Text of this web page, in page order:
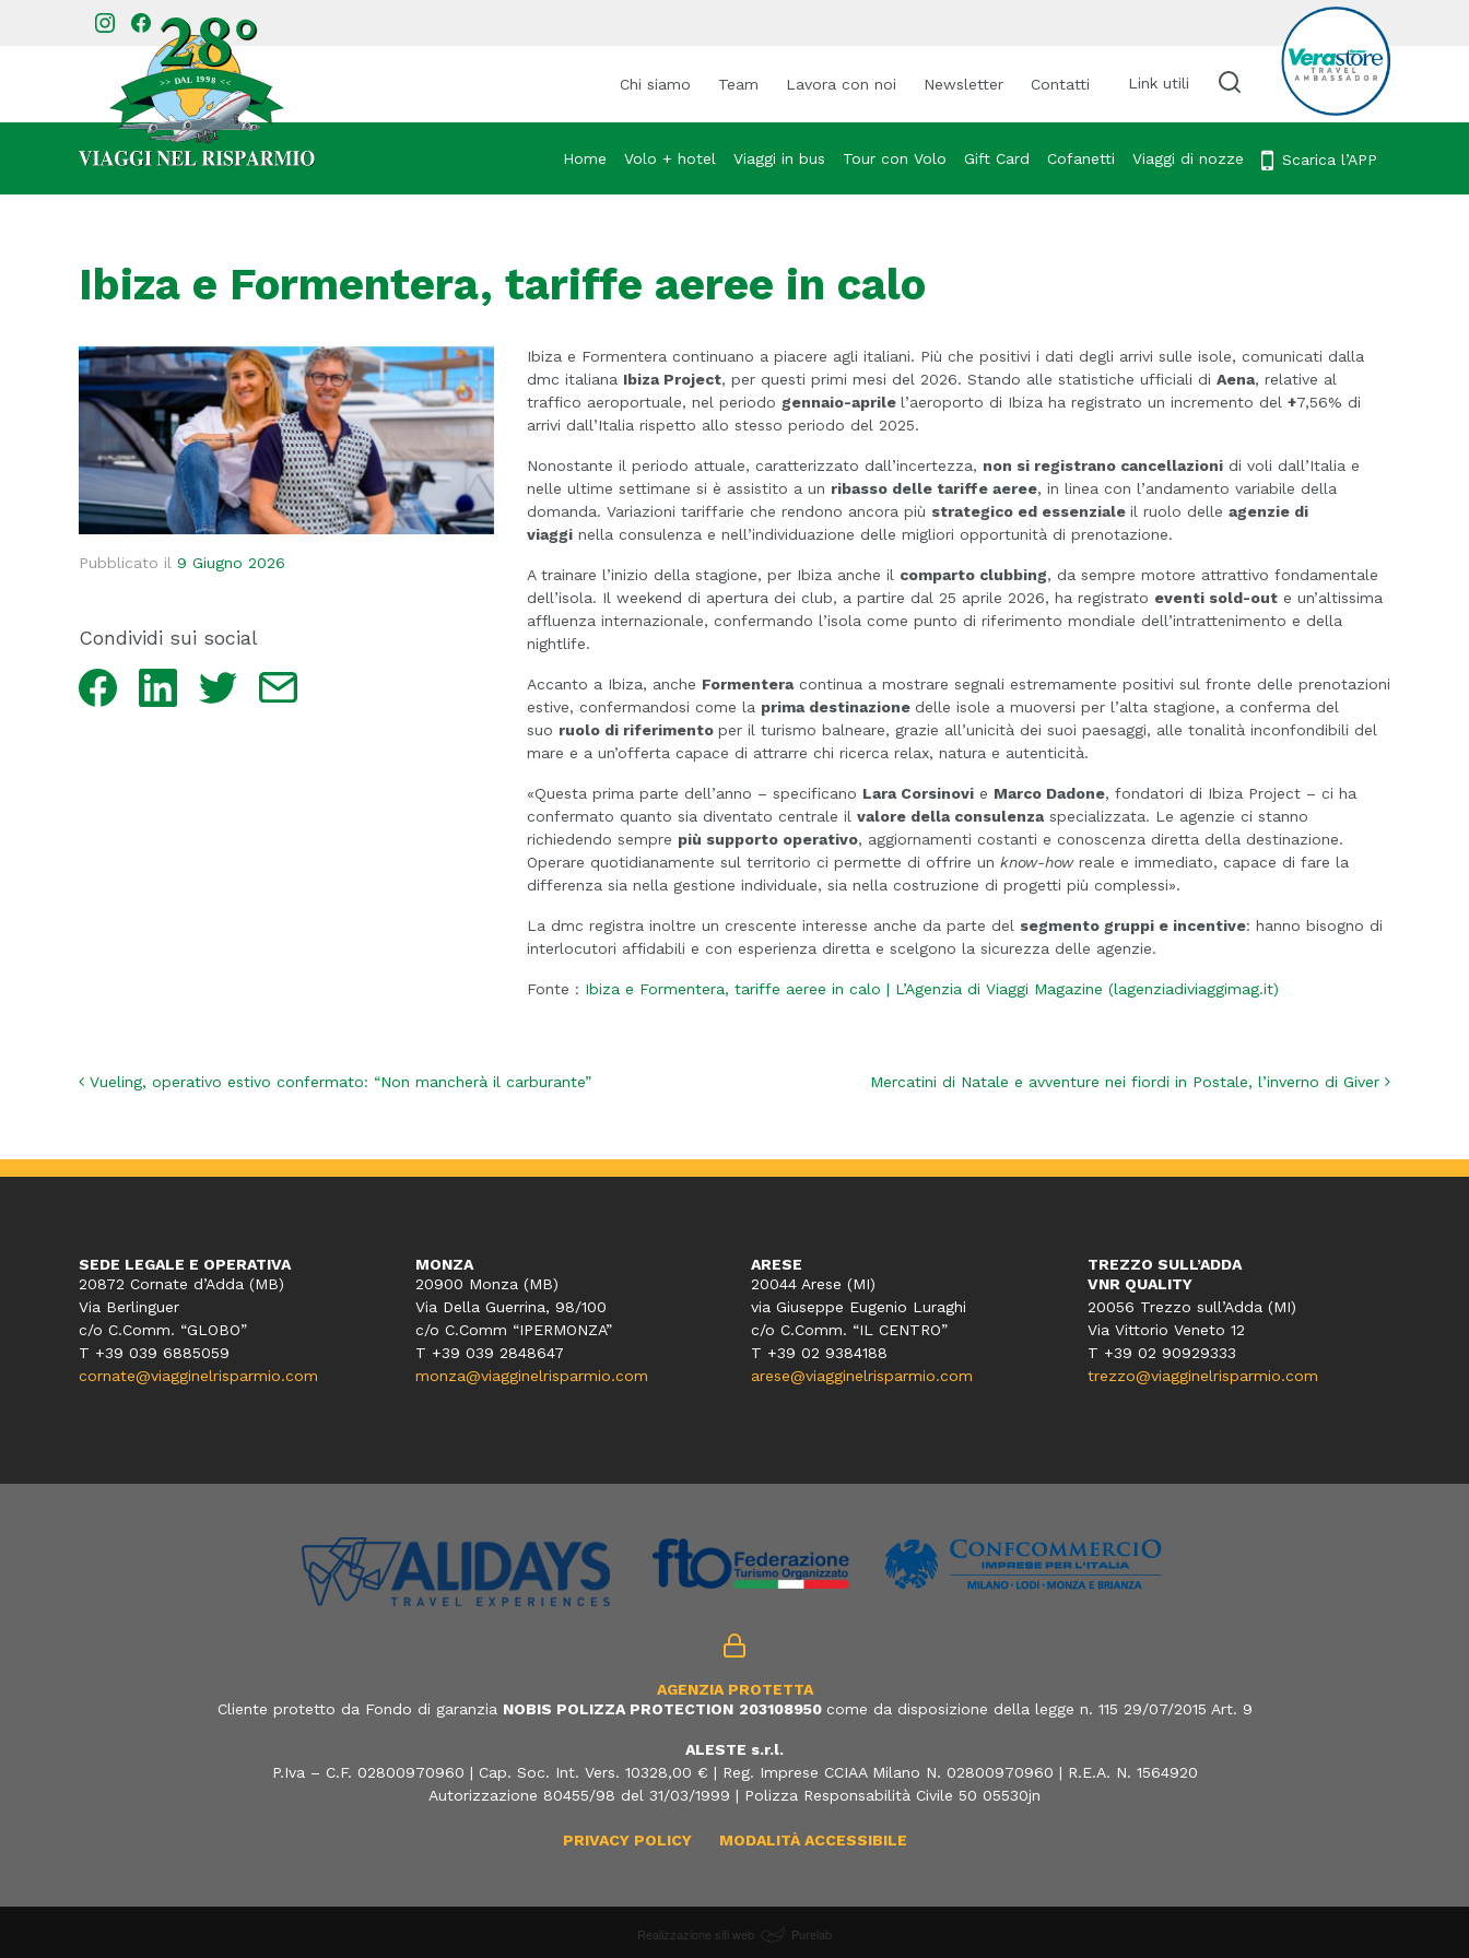
Chi siamo Team Lavora con noi Newsletter Contatti Link utili Cerca viaggio
Home Volo + hotel Viaggi in bus Tour con Volo Gift Card Cofanetti Viaggi di nozze Scarica l’APP
Ibiza e Formentera, tariffe aeree in calo
Pubblicato il 9 Giugno 2026
Condividi sui social
Facebook LinkedIn Twitter
Ibiza e Formentera continuano a piacere agli italiani. Più che positivi i dati degli arrivi sulle isole, comunicati dalla
dmc italiana Ibiza Project, per questi primi mesi del 2026. Stando alle statistiche ufficiali di Aena, relative al
traffico aeroportuale, nel periodo gennaio-aprile l’aeroporto di Ibiza ha registrato un incremento del +7,56% di
arrivi dall’Italia rispetto allo stesso periodo del 2025.
Nonostante il periodo attuale, caratterizzato dall’incertezza, non si registrano cancellazionidi voli dall’Italia e
nelle ultime settimane si è assistito a un ribasso delle tariffe aeree, in linea con l’andamento variabile della
domanda. Variazioni tariffarie che rendono ancora più strategico ed essenziale il ruolo delle agenzie di
viagginella consulenza e nell’individuazione delle migliori opportunità di prenotazione.
A trainare l’inizio della stagione, per Ibiza anche il comparto clubbing, da sempre motore attrattivo fondamentale
dell’isola. Il weekend di apertura dei club, a partire dal 25 aprile 2026, ha registrato eventi sold-oute un’altissima
affluenza internazionale, confermando l’isola come punto di riferimento mondiale dell’intrattenimento e della
nightlife.
Accanto a Ibiza, anche Formenteracontinua a mostrare segnali estremamente positivi sul fronte delle prenotazioni
estive, confermandosi come la prima destinazione delle isole a muoversi per l’alta stagione, a conferma del
suo ruolo di riferimento per il turismo balneare, grazie all’unicità dei suoi paesaggi, alle tonalità inconfondibili del
mare e a un’offerta capace di attrarre chi ricerca relax, natura e autenticità.
«Questa prima parte dell’anno – specificano Lara Corsinovie Marco Dadone, fondatori di Ibiza Project – ci ha
confermato quanto sia diventato centrale il valore della consulenzaspecializzata. Le agenzie ci stanno
richiedendo sempre più supporto operativo, aggiornamenti costanti e conoscenza diretta della destinazione.
Operare quotidianamente sul territorio ci permette di offrire un know-howreale e immediato, capace di fare la
differenza sia nella gestione individuale, sia nella costruzione di progetti più complessi».
La dmc registra inoltre un crescente interesse anche da parte del segmento gruppi e incentive: hanno bisogno di
interlocutori affidabili e con esperienza diretta e scelgono la sicurezza delle agenzie.
Fonte : Ibiza e Formentera, tariffe aeree in calo | L’Agenzia di Viaggi Magazine (lagenziadiviaggimag.it)
Navigazione articoli
Vueling, operativo estivo confermato: “Non mancherà il carburante” Mercatini di Natale e avventure nei fiordi in Postale, l’inverno di Giver
SEDE LEGALE E OPERATIVA
20872 Cornate d’Adda (MB)
Via Berlinguer
c/o C.Comm. “GLOBO”
T +39 039 6885059
cornate@viagginelrisparmio.com
MONZA
20900 Monza (MB)
Via Della Guerrina, 98/100
c/o C.Comm “IPERMONZA”
T +39 039 2848647
monza@viagginelrisparmio.com
ARESE
20044 Arese (MI)
via Giuseppe Eugenio Luraghi
c/o C.Comm. “IL CENTRO”
T +39 02 9384188
arese@viagginelrisparmio.com
TREZZO SULL’ADDA
VNR QUALITY
20056 Trezzo sull’Adda (MI)
Via Vittorio Veneto 12
T +39 02 90929333
trezzo@viagginelrisparmio.com
AGENZIA PROTETTA
Cliente protetto da Fondo di garanzia NOBIS POLIZZA PROTECTION 203108950 come da disposizione della legge n. 115 29/07/2015 Art. 9
ALESTE s.r.l.
P.Iva – C.F. 02800970960 | Cap. Soc. Int. Vers. 10328,00 € | Reg. Imprese CCIAA Milano N. 02800970960 | R.E.A. N. 1564920
Autorizzazione 80455/98 del 31/03/1999 | Polizza Responsabilità Civile 50 05530jn
PRIVACY POLICY MODALITÀ ACCESSIBILE
Realizzazione siti web Purelab